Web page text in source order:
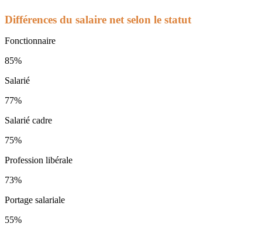
Différences du salaire net selon le statut
Fonctionnaire
85%
Salarié
77%
Salarié cadre
75%
Profession libérale
73%
Portage salariale
55%